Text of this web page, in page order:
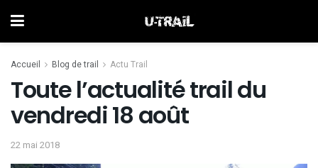
Accueil Blog de trail Actu Trail
Toute l’actualité trail du
vendredi 18 août
22 mai 2018